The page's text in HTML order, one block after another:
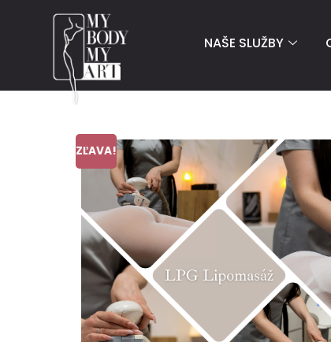
NAŠE SLUŽBY
ZĽAVA!